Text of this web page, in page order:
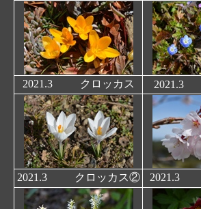
2021.3 クロッカス 2021.3
2021.3 クロッカス② 2021.3